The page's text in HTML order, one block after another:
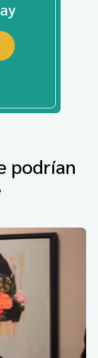
podrían